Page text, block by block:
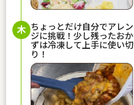
ちょっとだけ自分でアレン
ジに挑戦！少し残ったおか
ずは冷凍して上手に使い切
り！